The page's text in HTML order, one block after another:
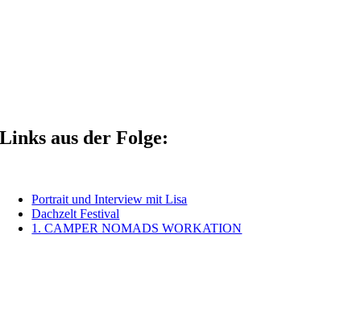
Links aus der Folge:
Portrait und Interview mit Lisa
Dachzelt Festival
1. CAMPER NOMADS WORKATION